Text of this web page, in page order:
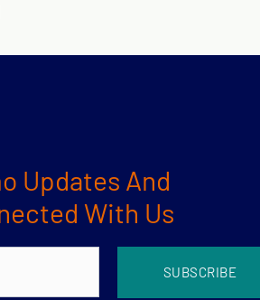
Updates And
With Us
SUBSCRIBE